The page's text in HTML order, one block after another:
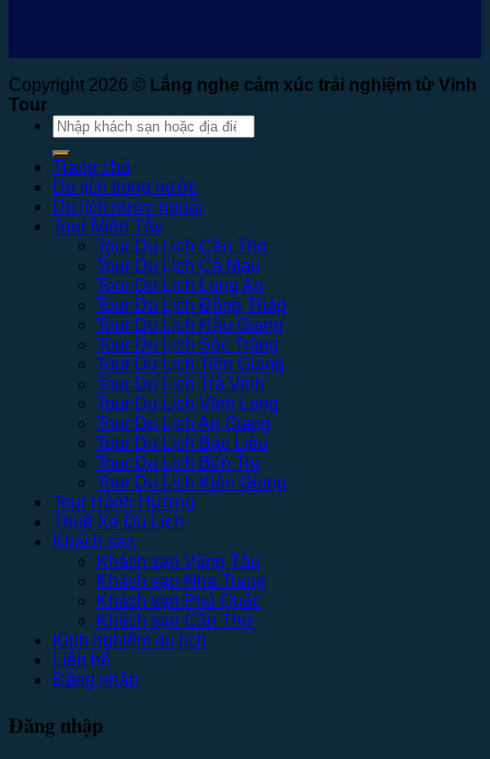
Copyright 2026 © Lắng nghe cảm xúc trải nghiệm từ Vinh
Tour
Tìm
kiếm:
Trang chủ
Du lịch trong nước
Du lịch nước ngoài
Tour Miền Tây
Tour Du Lịch Cần Thơ
Tour Du Lịch Cà Mau
Tour Du Lịch Long An
Tour Du Lịch Đồng Tháp
Tour Du Lịch Hậu Giang
Tour Du Lịch Sóc Trăng
Tour Du Lịch Tiền Giang
Tour Du Lịch Trà Vinh
Tour Du Lịch Vĩnh Long
Tour Du Lịch An Giang
Tour Du Lịch Bạc Liêu
Tour Du Lịch Bến Tre
Tour Du Lịch Kiên Giang
Tour Hành Hương
Thuê Xe Du Lịch
Khách sạn
Khách sạn Vũng Tàu
Khách sạn Nha Trang
Khách sạn Phú Quốc
Khách sạn Cần Thơ
Kinh nghiệm du lịch
Liên hệ
Đăng nhập
Đăng nhập